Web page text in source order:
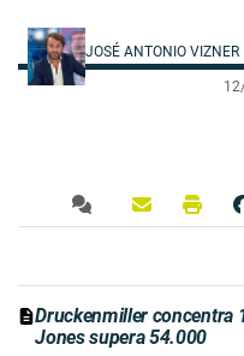
JOSÉ ANTONIO VIZNER
Druckenmiller concentra
Jones supera 54.000